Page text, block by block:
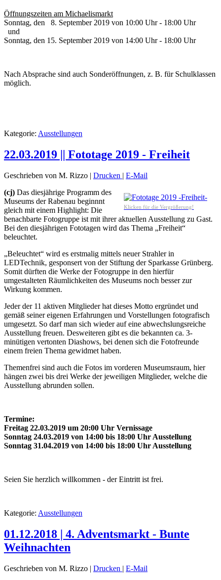
Öffnungszeiten am Michaelismarkt
Sonntag, den 8. September 2019 von 10:00 Uhr - 18:00 Uhr
und
Sonntag, den 15. September 2019 von 14:00 Uhr - 18:00 Uhr
Nach Absprache sind auch Sonderöffnungen, z. B. für Schulklassen
möglich.
Kategorie: Ausstellungen
22.03.2019 || Fototage 2019 - Freiheit
Geschrieben von M. Rizzo | Drucken | E-Mail
Klicken für die Vergrößerung!
(cj) Das diesjährige Programm des
Museums der Rabenau beginnnt
gleich mit einem Highlight: Die
benachbarte Fotogruppe ist mit ihrer aktuellen Ausstellung zu Gast.
Bei den diesjährigen Fototagen wird das Thema „Freiheit“
beleuchtet.
„Beleuchtet“ wird es erstmalig mittels neuer Strahler in
LEDTechnik, gesponsert von der Stiftung der Sparkasse Grünberg.
Somit dürften die Werke der Fotogruppe in den hierfür
umgestalteten Räumlichkeiten des Museums noch besser zur
Wirkung kommen.
Jeder der 11 aktiven Mitglieder hat dieses Motto ergründet und
gemäß seiner eigenen Erfahrungen und Vorstellungen fotografisch
umgesetzt. So darf man sich wieder auf eine abwechslungsreiche
Ausstellung freuen. Desweiteren gibt es die bekannten ca. 3-
minütigen vertonten Diashows, bei denen sich die Fotofreunde
einem freien Thema gewidmet haben.
Themenfrei sind auch die Fotos im vorderen Museumsraum, hier
hängen zwei bis drei Werke der jeweiligen Mitglieder, welche die
Ausstellung abrunden sollen.
Termine:
Freitag 22.03.2019 um 20:00 Uhr Vernissage
Sonntag 24.03.2019 von 14:00 bis 18:00 Uhr Ausstellung
Sonntag 31.04.2019 von 14:00 bis 18:00 Uhr Ausstellung
Seien Sie herzlich willkommen - der Eintritt ist frei.
Kategorie: Ausstellungen
01.12.2018 | 4. Adventsmarkt - Bunte
Weihnachten
Geschrieben von M. Rizzo | Drucken | E-Mail